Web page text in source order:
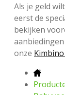
Als je geld
eerst de
bekijken
onze